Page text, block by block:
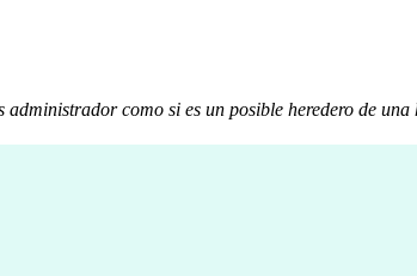
como si es un posible heredero de una